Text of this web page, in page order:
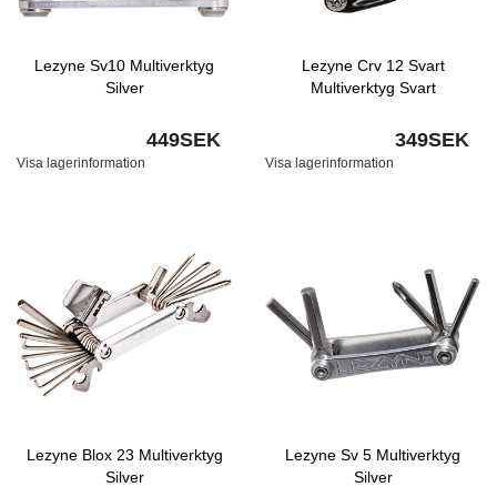
Lezyne Sv10 Multiverktyg
Silver
449SEK
Visa lagerinformation
Lezyne Crv 12 Svart
Multiverktyg Svart
349SEK
Visa lagerinformation
Lezyne Blox 23 Multiverktyg
Silver
Lezyne Sv 5 Multiverktyg
Silver